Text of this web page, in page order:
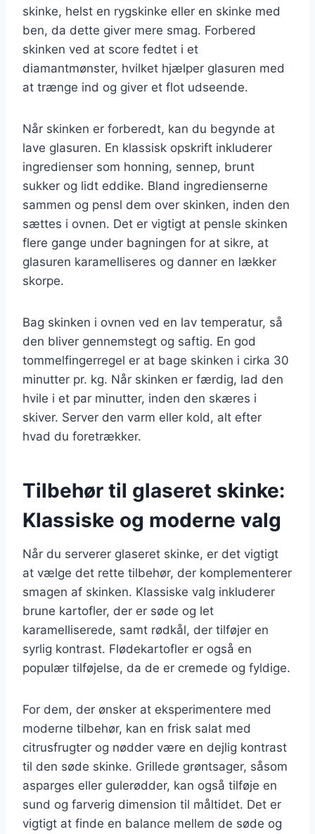
skinke, helst en rygskinke eller en skinke med
ben, da dette giver mere smag. Forbered
skinken ved at score fedtet i et
diamantmønster, hvilket hjælper glasuren med
at trænge ind og giver et flot udseende.
Når skinken er forberedt, kan du begynde at
lave glasuren. En klassisk opskrift inkluderer
ingredienser som honning, sennep, brunt
sukker og lidt eddike. Bland ingredienserne
sammen og pensl dem over skinken, inden den
sættes i ovnen. Det er vigtigt at pensle skinken
flere gange under bagningen for at sikre, at
glasuren karamelliseres og danner en lækker
skorpe.
Bag skinken i ovnen ved en lav temperatur, så
den bliver gennemstegt og saftig. En god
tommelfingerregel er at bage skinken i cirka 30
minutter pr. kg. Når skinken er færdig, lad den
hvile i et par minutter, inden den skæres i
skiver. Server den varm eller kold, alt efter
hvad du foretrækker.
Tilbehør til glaseret skinke:
Klassiske og moderne valg
Når du serverer glaseret skinke, er det vigtigt
at vælge det rette tilbehør, der komplementerer
smagen af skinken. Klassiske valg inkluderer
brune kartofler, der er søde og let
karamelliserede, samt rødkål, der tilføjer en
syrlig kontrast. Flødekartofler er også en
populær tilføjelse, da de er cremede og fyldige.
For dem, der ønsker at eksperimentere med
moderne tilbehør, kan en frisk salat med
citrusfrugter og nødder være en dejlig kontrast
til den søde skinke. Grillede grøntsager, såsom
asparges eller gulerødder, kan også tilføje en
sund og farverig dimension til måltidet. Det er
vigtigt at finde en balance mellem de søde og